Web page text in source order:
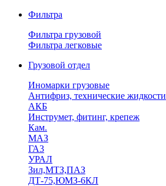
Фильтра
Фильтра грузовой
Фильтра легковые
Грузовой отдел
Иномарки грузовые
Антифриз, технические жидкости
АКБ
Инструмет, фитинг, крепеж
Кам.
МАЗ
ГА3
УРАЛ
Зил,МТЗ,ПАЗ
ДТ-75,ЮМЗ-6КЛ